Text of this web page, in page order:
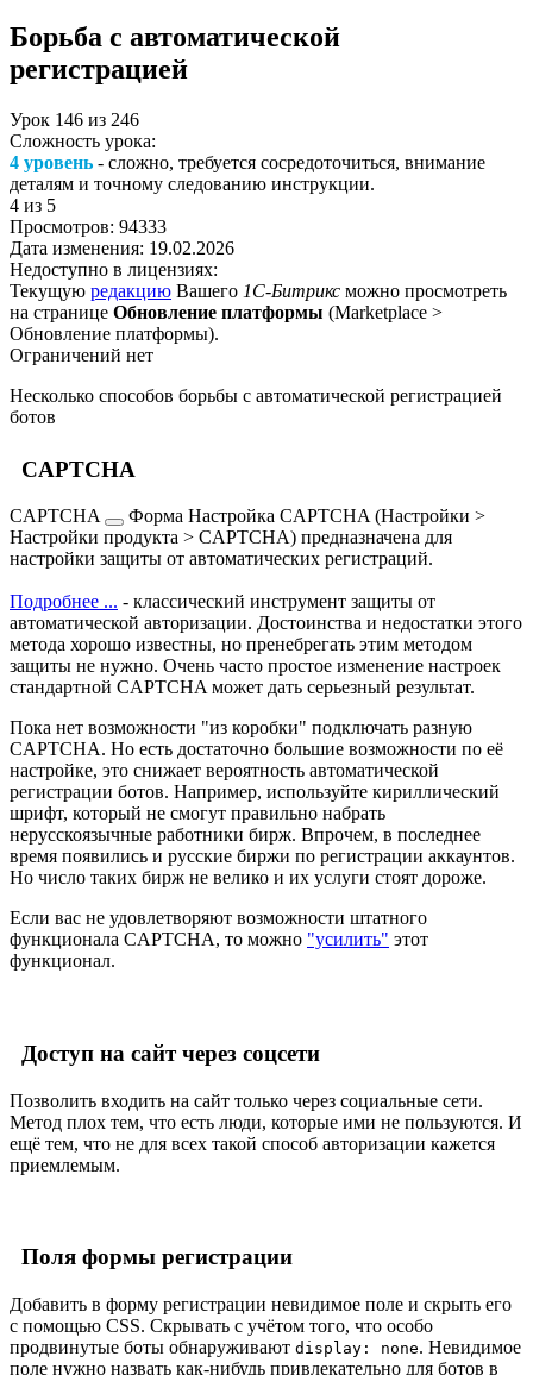
Борьба с автоматической
регистрацией
Урок 146 из 246
Сложность урока:
4 уровень - сложно, требуется сосредоточиться, внимание
деталям и точному следованию инструкции.
4 из 5
Просмотров: 94333
Дата изменения: 19.02.2026
Недоступно в лицензиях:
Текущую редакцию Вашего 1С-Битрикс можно просмотреть
на странице Обновление платформы (Marketplace >
Обновление платформы).
Ограничений нет
Несколько способов борьбы с автоматической регистрацией
ботов
CAPTCHA
CAPTCHA
Форма Настройка CAPTCHA (Настройки >
Настройки продукта > CAPTCHA) предназначена для
настройки защиты от автоматических регистраций.
Подробнее ... - классический инструмент защиты от
автоматической авторизации. Достоинства и недостатки этого
метода хорошо известны, но пренебрегать этим методом
защиты не нужно. Очень часто простое изменение настроек
стандартной CAPTCHA может дать серьезный результат.
Пока нет возможности "из коробки" подключать разную
CAPTCHA. Но есть достаточно большие возможности по её
настройке, это снижает вероятность автоматической
регистрации ботов. Например, используйте кириллический
шрифт, который не смогут правильно набрать
нерусскоязычные работники бирж. Впрочем, в последнее
время появились и русские биржи по регистрации аккаунтов.
Но число таких бирж не велико и их услуги стоят дороже.
Если вас не удовлетворяют возможности штатного
функционала CAPTCHA, то можно "усилить" этот
функционал.
Доступ на сайт через соцсети
Позволить входить на сайт только через социальные сети.
Метод плох тем, что есть люди, которые ими не пользуются. И
ещё тем, что не для всех такой способ авторизации кажется
приемлемым.
Поля формы регистрации
Добавить в форму регистрации невидимое поле и скрыть его
с помощью CSS. Скрывать с учётом того, что особо
продвинутые боты обнаруживают display: none. Невидимое
поле нужно назвать как-нибудь привлекательно для ботов в